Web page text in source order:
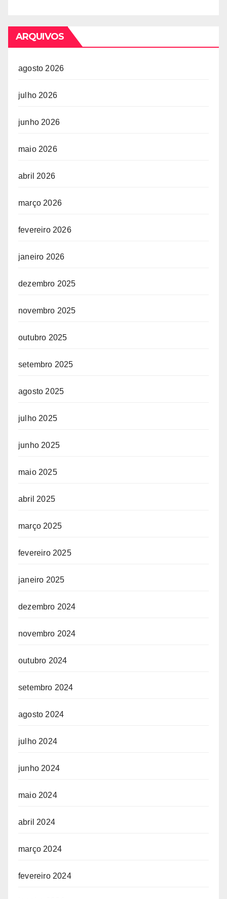
ARQUIVOS
agosto 2026
julho 2026
junho 2026
maio 2026
abril 2026
março 2026
fevereiro 2026
janeiro 2026
dezembro 2025
novembro 2025
outubro 2025
setembro 2025
agosto 2025
julho 2025
junho 2025
maio 2025
abril 2025
março 2025
fevereiro 2025
janeiro 2025
dezembro 2024
novembro 2024
outubro 2024
setembro 2024
agosto 2024
julho 2024
junho 2024
maio 2024
abril 2024
março 2024
fevereiro 2024